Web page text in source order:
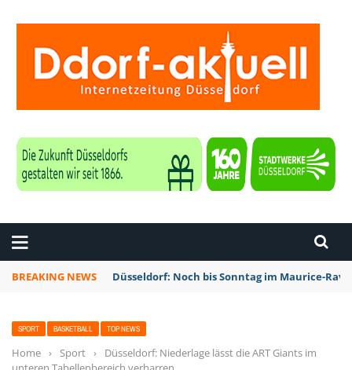
BREAKING NEWS Düsseldorf: Noch bis Sonntag im Maurice-
SPORT BASKETBALL TOP NEWS
Home › Sport ›
Düsseldorf: Niederlage lässt die ART Giants im